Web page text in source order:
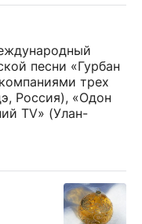
песни «Гурбан
трех
Россия), «Одон
TV» (Улан-